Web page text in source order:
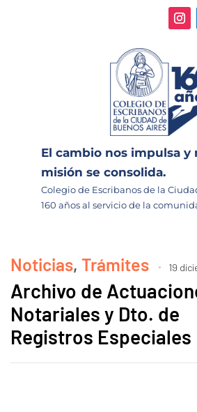
El cambio nos impulsa y
misión se consolida.
Colegio de Escribanos de la
160 años al servicio de la
Noticias, Trámites 19
Archivo de
Notariales y Dto. de
Registros Especiales